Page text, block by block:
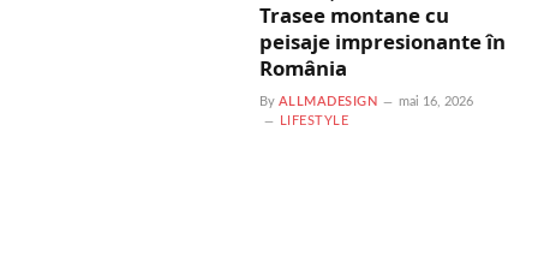
Trasee montane cu
peisaje impresionante în
România
By ALLMADESIGN
mai 16, 2026
LIFESTYLE